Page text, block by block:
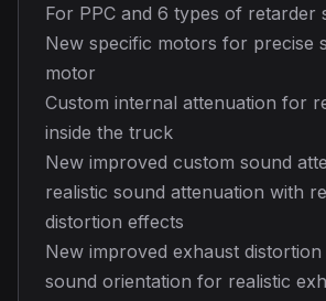
For PPC and 6 types of retarder
New specific motors for precise
motor
Custom internal attenuation for
inside the truck
New improved custom sound
realistic sound attenuation with
distortion effects
New improved exhaust
sound orientation for realistic